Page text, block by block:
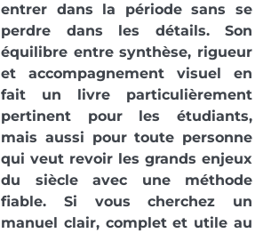
entrer dans la période sans se
perdre dans les détails. Son
équilibre entre synthèse, rigueur
et accompagnement visuel en
fait un livre particulièrement
pertinent pour les étudiants,
mais aussi pour toute personne
qui veut revoir les grands enjeux
du siècle avec une méthode
fiable. Si vous cherchez un
manuel clair, complet et utile au